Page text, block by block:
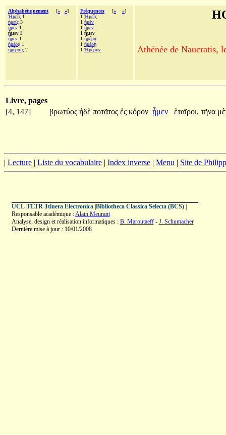
Alphabétiquement [« »]
Ἡμεῖς 1
ἡμεῖς 3
ἠμὲν 1
ᾖμεν 1
ἦμεν 1
ἡμέρᾳ 1
ἡμέραις 2
Fréquences [« »]
1 Ἡμεῖς
1 ἠμὲν
1 ἦμεν
1 ᾖμεν
1 ἡμέρᾳ
1 ἡμέρῃ
1 Ἡμέρην Athénée de Naucratis,
Livre, pages
[4, 147]
βρωτύος ἠδὲ ποτᾶτος ἐς κόρον ᾖμεν ἑταῖροι, τῆνα
| Lecture | Liste du vocabulaire | Index inverse | Menu | Site de
UCL| FLTR| Itinera Electronica| Bibliotheca Classica Selecta (BCS)|
Responsable académique :Alain Meurant
Analyse, design et réalisation informatiques : B. Maroutaeff- J. Schumacher
Dernière mise à jour : 10/01/2008